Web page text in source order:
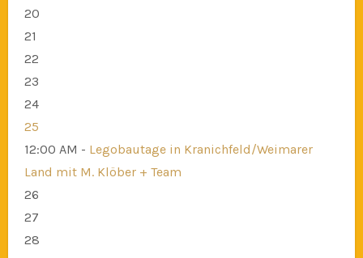
20
21
22
23
24
25
12:00 AM - Legobautage in Kranichfeld/Weimarer
Land mit M. Klöber + Team
26
27
28